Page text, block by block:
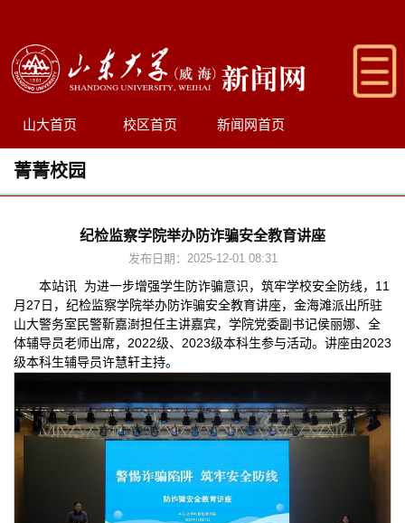
山大首页 校区首页 新闻网首页
菁菁校园
纪检监察学院举办防诈骗安全教育讲座
发布日期：2025-12-01 08:31
本站讯 为进一步增强学生防诈骗意识，筑牢学校安全防线，11
月27日，纪检监察学院举办防诈骗安全教育讲座，金海滩派出所驻
山大警务室民警靳嘉澍担任主讲嘉宾，学院党委副书记侯丽娜、全
体辅导员老师出席，2022级、2023级本科生参与活动。讲座由2023
级本科生辅导员许慧轩主持。